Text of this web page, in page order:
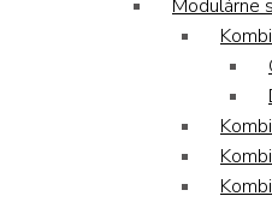
Modulárne